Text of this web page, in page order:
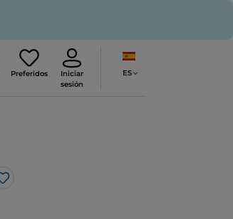
Preferidos
Iniciar
sesión
ES
Me gusta